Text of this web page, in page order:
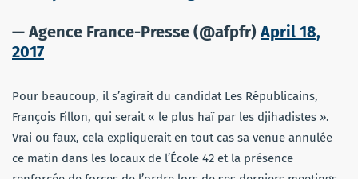
— Agence France-Presse (@afpfr) April 18,
2017
Pour beaucoup, il s’agirait du candidat Les Républicains,
François Fillon, qui serait « le plus haï par les djihadistes ».
Vrai ou faux, cela expliquerait en tout cas sa venue annulée
ce matin dans les locaux de l’École 42 et la présence